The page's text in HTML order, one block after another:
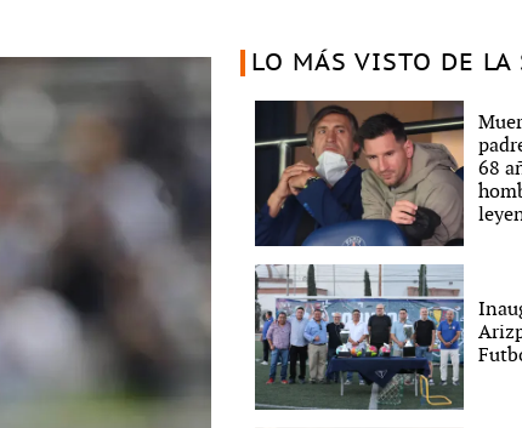
LO MÁS VISTO DE LA
68